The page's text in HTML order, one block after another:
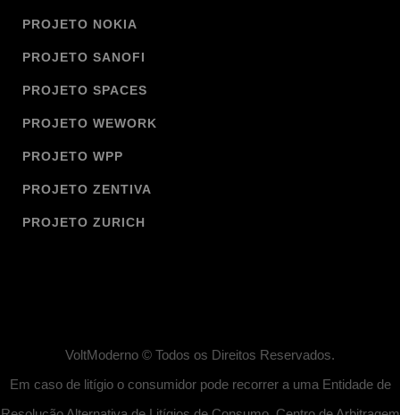
PROJETO NOKIA
PROJETO SANOFI
PROJETO SPACES
PROJETO WEWORK
PROJETO WPP
PROJETO ZENTIVA
PROJETO ZURICH
VoltModerno © Todos os Direitos Reservados.
Em caso de litígio o consumidor pode recorrer a uma Entidade de